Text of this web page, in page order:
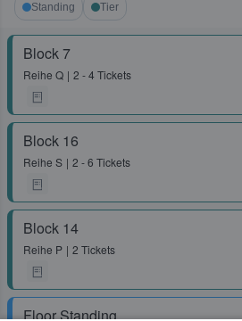
Standing Tier
Block 7
Reihe Q 2 - 4 Tickets
Block 16
Reihe S 2 - 6 Tickets
Block 14
Reihe P 2 Tickets
Floor Standing